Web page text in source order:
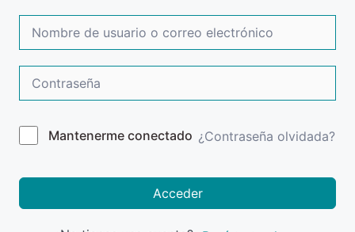
Mantenerme conectado ¿Contraseña olvidada?
Acceder